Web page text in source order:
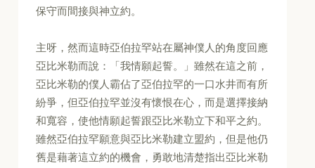
保守而間接與神立約。
主呀，然而這時亞伯拉罕站在屬神僕人的角度回應
亞比米勒而說：「我情願起誓。」雖然在這之前，
亞比米勒的僕人霸佔了亞伯拉罕的一口水井而有所
紛爭，但亞伯拉罕並沒有懷恨在心，而是選擇接納
和寬容，使他情願起誓跟亞比米勒立下和平之約。
雖然亞伯拉罕願意與亞比米勒建立盟約，但是他仍
舊是藉著這立約的機會，勇敢地清楚指出亞比米勒